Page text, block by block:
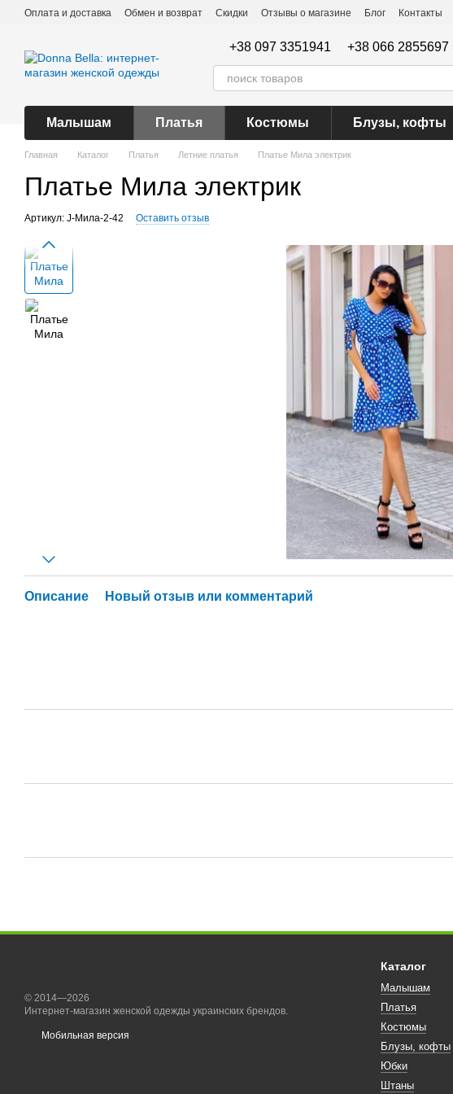
Перейти к основному контенту
Оплата и доставка Обмен и возврат Скидки Отзывы о магазине Блог Контакты
+38 097 3351941 +38 066 2855697
Малышам Платья Костюмы Блузы, кофты
Главная Каталог Платья Летние платья Платье Мила электрик
Платье Мила электрик
Артикул: J-Мила-2-42 Оставить отзыв
Описание Новый отзыв или комментарий
© 2014—2026
Интернет-магазин женской одежды украинских брендов.
Мобильная версия
Каталог
Малышам
Платья
Костюмы
Блузы, кофты
Юбки
Штаны